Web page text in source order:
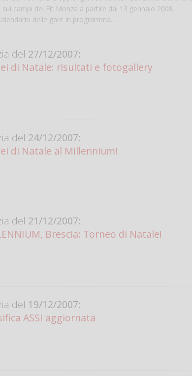
campi del Fit Monza a partire dal 13 gennaio 2008.
delle gare in programma...
del 27/12/2007:
di Natale: risultati e fotogallery
del 24/12/2007:
di Natale al Millennium!
del 21/12/2007:
Brescia: Torneo di Natale!
del 19/12/2007:
ASSI aggiornata